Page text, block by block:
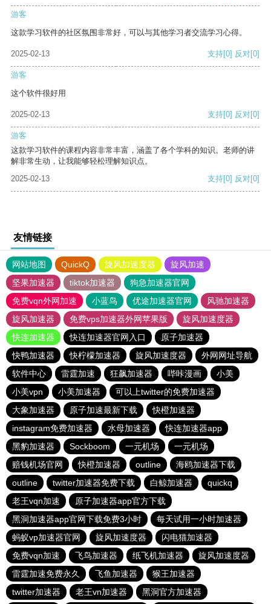
游客
这款学习软件的社区氛围非常好，可以与其他学习者交流学习心得。
2025-02-13 支持[0] 反对[0]
游客
这个软件很好用
2025-02-13 支持[0] 反对[0]
游客
这款学习软件的课程内容非常丰富，涵盖了各个学科的知识。老师的讲
解非常生动，让我能够轻松理解知识点。
2025-02-13
支持[0] 反对[0]
友情链接
网站地图 QuickQ 旋风加速度器
旋风加速
坚果加速器
tiktok加速器
狗急加速器官网
免费vqn外网加速
小蓝鸟 优途加速器官网
风驰加速器
旋风加速器
免费vps加速器外网苹果版
旋风加速度器
快连加速器
快连加速器官网入口
原子加速器
快鸭加速器
快柠檬加速器 旋风加速度器
外网网址导航
软件中心
雷霆加速 狂飙加速器 哔咔漫画
小美
小美vpn
小美加速器
可以上twitter的免费加速器
大象加速器
原子加速最新下载
快橙加速器
instagram免费加速器
水母加速器
快连加速器app
黑豹加速器
Sockboom 一元机场
一元机场
赔钱机场官网
快橙加速器 outline
海鸥加速器下载
outline
twitter加速器免费下载 白鲸加速器
quickq
老王vqn加速
原子加速器app官方下载
黑洞加速器app官网下载免费3小时
每天试用一小时加速器
蚂蚁vp加速器官网
旋风加速度器
闪电猫加速器
免费vqn加速
飞鸟加速器 纸飞机加速器
旋风加速度器
雷霆加速免费永久
飞鱼加速器
猴王加速器
twitter加速器
老王vn加速器 黑洞官方加速器